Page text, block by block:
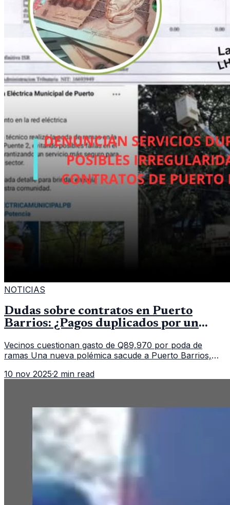
NOTICIAS
Dudas sobre contratos en Puerto
Barrios: ¿Pagos duplicados por un
Vecinos cuestionan gasto de Q89,970 por poda de
ramas Una nueva polémica sacude a Puerto Barrios,
municipal que asigna casi Q90 mi
10 nov 2025·2 min read